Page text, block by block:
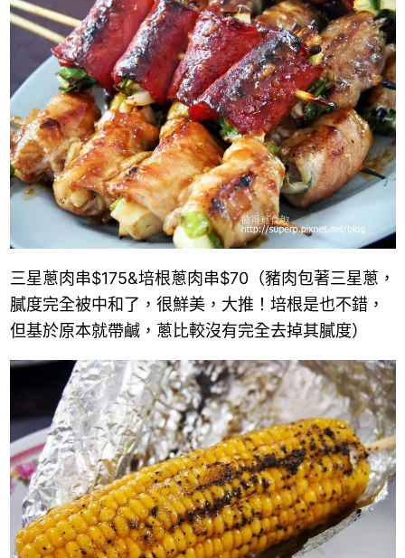
三星蔥肉串$175&培根蔥肉串$70（豬肉包著三星蔥，
膩度完全被中和了，很鮮美，大推！培根是也不錯，
但基於原本就帶鹹，蔥比較沒有完全去掉其膩度）